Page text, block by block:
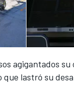
agigantados su
lastró su